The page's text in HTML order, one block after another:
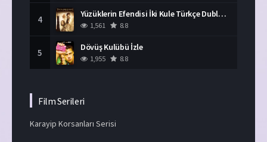
4 Yüzüklerin Efendisi İki Kule Türkçe Dublaj İzle
1,561 8.8
5 Dövüş Kulübü İzle
1,955 8.8
Film Serileri
Karayip Korsanları Serisi